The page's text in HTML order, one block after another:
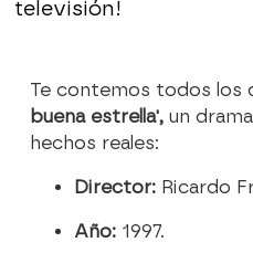
televisión!
Te contemos todos los
buena estrella',un
hechos reales:
Director: Ricardo
Año: 1997.